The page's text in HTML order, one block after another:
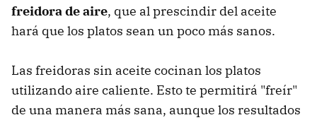
freidora de aire, que al prescindir del aceite
hará que los platos sean un poco más sanos.
Las freidoras sin aceite cocinan los platos
utilizando aire caliente. Esto te permitirá "freír"
de una manera más sana, aunque los resultados